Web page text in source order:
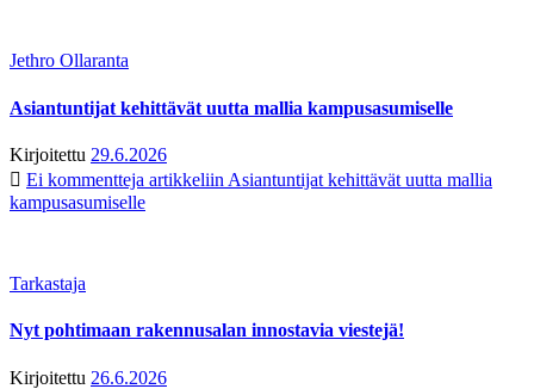
Jethro Ollaranta
Asiantuntijat kehittävät uutta mallia kampusasumiselle
Kirjoitettu 29.6.2026
Ei kommentteja artikkeliin Asiantuntijat kehittävät uutta mallia
kampusasumiselle
Tarkastaja
Nyt pohtimaan rakennusalan innostavia viestejä!
Kirjoitettu 26.6.2026